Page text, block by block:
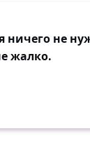
ничего не
жалко.